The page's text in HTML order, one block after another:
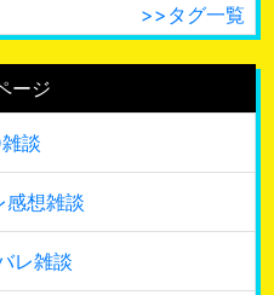
>>タグ一覧
ージ
談
感想雑談
レ雑談